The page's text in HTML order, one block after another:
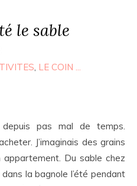
le sable
, LE COIN ...
depuis pas mal de temps.
J’imaginais des grains
Du sable chez
la bagnole l’été pendant